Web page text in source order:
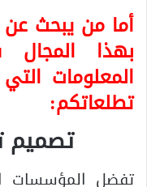
أما من يبحث
بهذا المجال
المعلومات
تطلعاتكم:
تصميم
تفضل المؤسسات